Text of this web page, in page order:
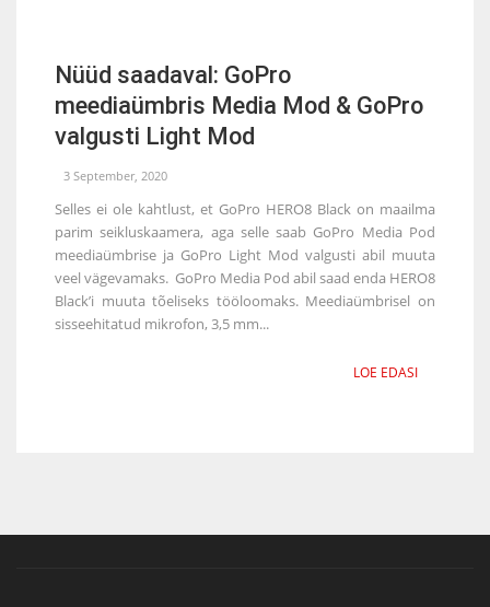
Nüüd saadaval: GoPro
meediaümbris Media Mod & GoPro
valgusti Light Mod
3 September, 2020
Selles ei ole kahtlust, et GoPro HERO8 Black on maailma
parim seikluskaamera, aga selle saab GoPro Media Pod
meediaümbrise ja GoPro Light Mod valgusti abil muuta
veel vägevamaks. GoPro Media Pod abil saad enda HERO8
Black’i muuta tõeliseks tööloomaks. Meediaümbrisel on
sisseehitatud mikrofon, 3,5 mm...
LOE EDASI